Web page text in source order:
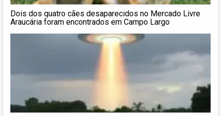
Dois dos quatro cães desaparecidos no Mercado Livre
Araucária foram encontrados em Campo Largo